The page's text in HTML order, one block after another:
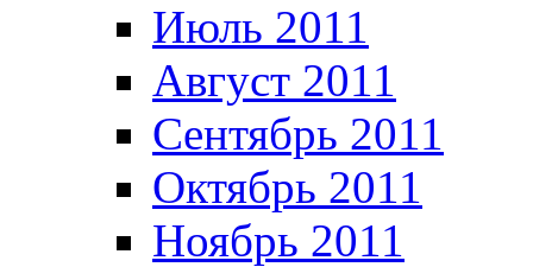
Июль 2011
Август 2011
Сентябрь 2011
Октябрь 2011
Ноябрь 2011